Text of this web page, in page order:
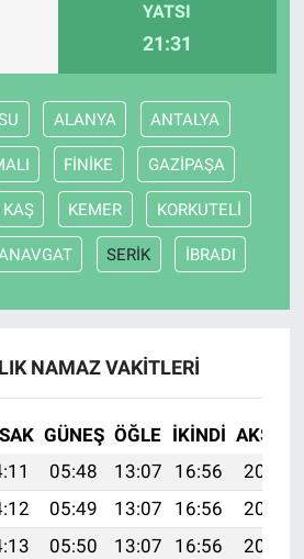
YATSI
21:31
ALANYA ANTALYA
FİNİKE GAZİPAŞA
KAŞ KEMER KORKUTELİ
SERİK İBRADI
NAMAZ VAKITLERI
GÜNEŞ ÖĞLE İKINDI AKŞAM
05:48 13:07 16:56
20:16
05:49 13:07 16:56
20:15
05:50 13:07 16:56
20:15